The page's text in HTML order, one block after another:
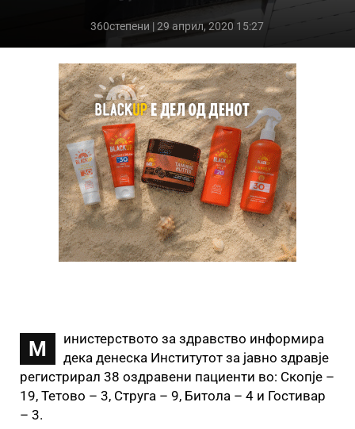
360степени | 29 април, 2020 15:27
М
инистерството за здравство информира
дека денеска Институтот за јавно здравје
регистрирал 38 оздравени пациенти во: Скопје –
19, Тетово – 3, Струга – 9, Битола – 4 и Гостивар
– 3.